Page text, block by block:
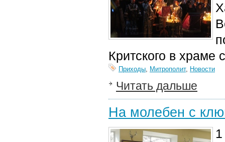
Критского в храме
Приходы, Митрополит, Новости
Читать дальше
На молебен с